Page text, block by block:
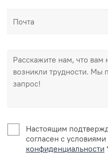
Настоящим
согласен с условиями
конфиденциальности